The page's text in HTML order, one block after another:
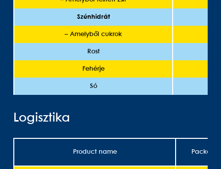
Szénhidrát
– Amelyből cukrok
Rost
Fehérje
Só
Logisztika
Product name